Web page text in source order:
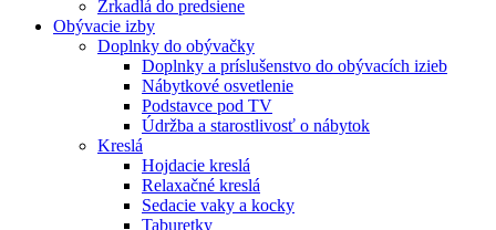
Zrkadlá do predsiene
Obývacie izby
Doplnky do obývačky
Doplnky a príslušenstvo do obývacích izieb
Nábytkové osvetlenie
Podstavce pod TV
Údržba a starostlivosť o nábytok
Kreslá
Hojdacie kreslá
Relaxačné kreslá
Sedacie vaky a kocky
Taburetky